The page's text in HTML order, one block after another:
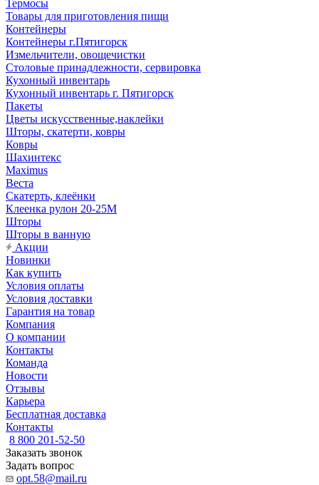
Термосы
Товары для приготовления пищи
Контейнеры
Контейнеры г.Пятигорск
Измельчители, овощечистки
Столовые принадлежности, сервировка
Кухонный инвентарь
Кухонный инвентарь г. Пятигорск
Пакеты
Цветы искусственные,наклейки
Шторы, скатерти, ковры
Ковры
Шахинтекс
Maximus
Веста
Скатерть, клеёнки
Клеенка рулон 20-25М
Шторы
Шторы в ванную
Акции
Новинки
Как купить
Условия оплаты
Условия доставки
Гарантия на товар
Компания
О компании
Контакты
Команда
Новости
Отзывы
Карьера
Бесплатная доставка
Контакты
8 800 201-52-50
Заказать звонок
Задать вопрос
opt.58@mail.ru